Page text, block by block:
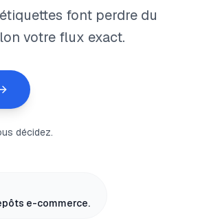
font perdre du
votre flux exact.
décidez.
e-commerce.